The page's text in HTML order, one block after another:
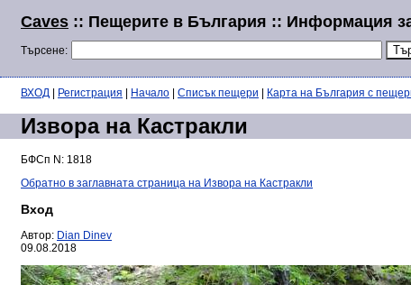
Caves :: Пещерите в България :: Информация
Търсене:
ВХОД Регистрация Начало Списък пещери Карта на България с
Извора на Кастракли
БФСп N: 1818
Обратно в заглавната страница на Извора на Кастракли
Вход
Автор: Dian Dinev
09.08.2018